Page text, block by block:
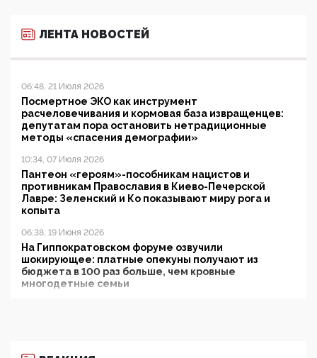
ЛЕНТА НОВОСТЕЙ
06:48, 21 Июля 2026
Посмертное ЭКО как инструмент
расчеловечивания и кормовая база извращенцев:
депутатам пора остановить нетрадиционные
методы «спасения демографии»
10:34, 07 Июля 2026
Пантеон «героям»-пособникам нацистов и
противникам Православия в Киево-Печерской
Лавре: Зеленский и Ко показывают миру рога и
копыта
06:38, 19 Июня 2026
На Гиппократовском форуме озвучили
шокирующее: платные опекуны получают из
бюджета в 100 раз больше, чем кровные
многодетные семьи